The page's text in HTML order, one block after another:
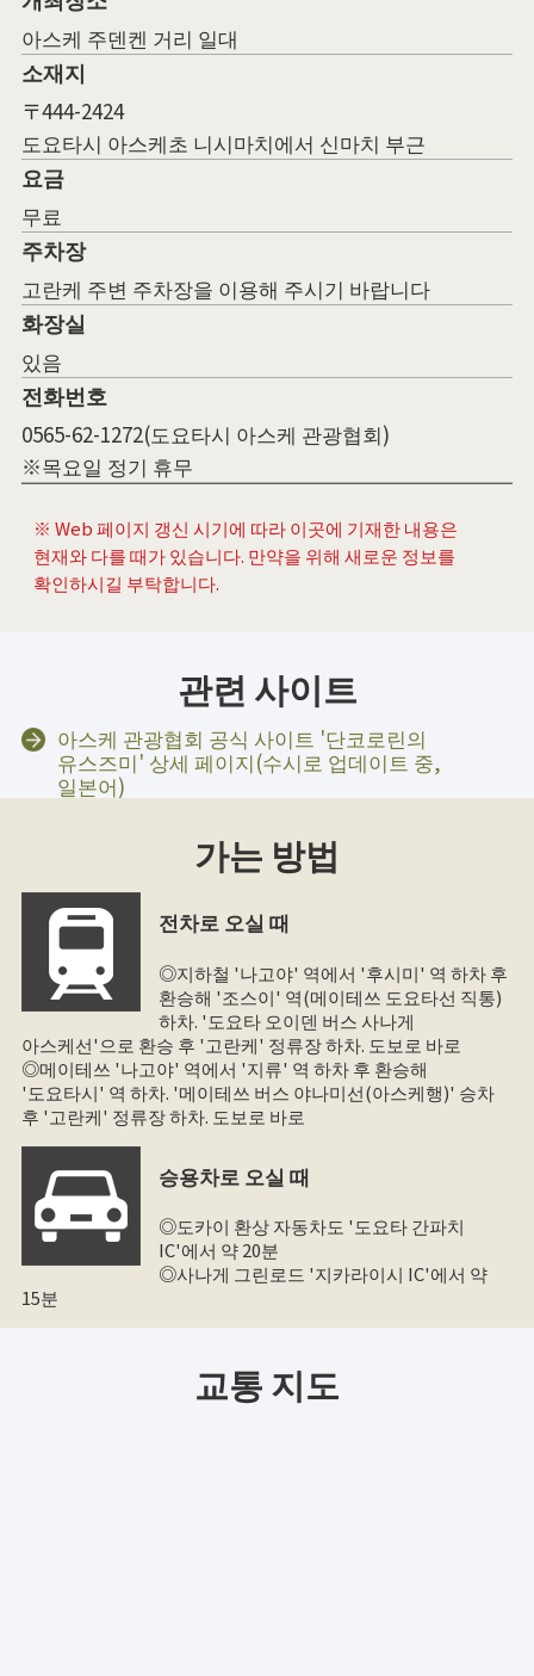
아스케 주덴켄 거리 일대
소재지
〒444-2424
도요타시 아스케초 니시마치에서 신마치 부근
요금
무료
주차장
고란케 주변 주차장을 이용해 주시기 바랍니다
화장실
있음
전화번호
0565-62-1272(도요타시 아스케 관광협회)
※목요일 정기 휴무
※ Web 페이지 갱신 시기에 따라 이곳에 기재한 내용은
현재와 다를 때가 있습니다. 만약을 위해 새로운 정보를
확인하시길 부탁합니다.
관련 사이트
아스케 관광협회 공식 사이트 '단코로린의
유스즈미' 상세 페이지(수시로 업데이트 중,
일본어)
가는 방법
전차로 오실 때
◎지하철 '나고야' 역에서 '후시미' 역 하차 후
환승해 '조스이' 역(메이테쓰 도요타선 직통)
하차. '도요타 오이덴 버스 사나게
아스케선'으로 환승 후 '고란케' 정류장 하차. 도보로 바로
◎메이테쓰 '나고야' 역에서 '지류' 역 하차 후 환승해
'도요타시' 역 하차. '메이테쓰 버스 야나미선(아스케행)' 승차
후 '고란케' 정류장 하차. 도보로 바로
승용차로 오실 때
◎도카이 환상 자동차도 '도요타 간파치
IC'에서 약 20분
◎사나게 그린로드 '지카라이시 IC'에서 약
15분
교통 지도